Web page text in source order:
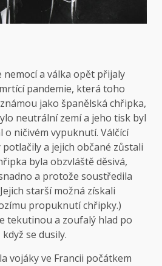
nemocí a válka opět přijaly
pandemie, která toho
jako španělská chřipka,
neutrální zemí a jeho tisk byl
ničivém vypuknutí. Válčící
a jejich občané zůstali
byla obzvláště děsivá,
a protože soustředila
starší možná získali
propuknutí chřipky.)
tekutinou a zoufalý hlad po
se dusily.
vojáky ve Francii počátkem